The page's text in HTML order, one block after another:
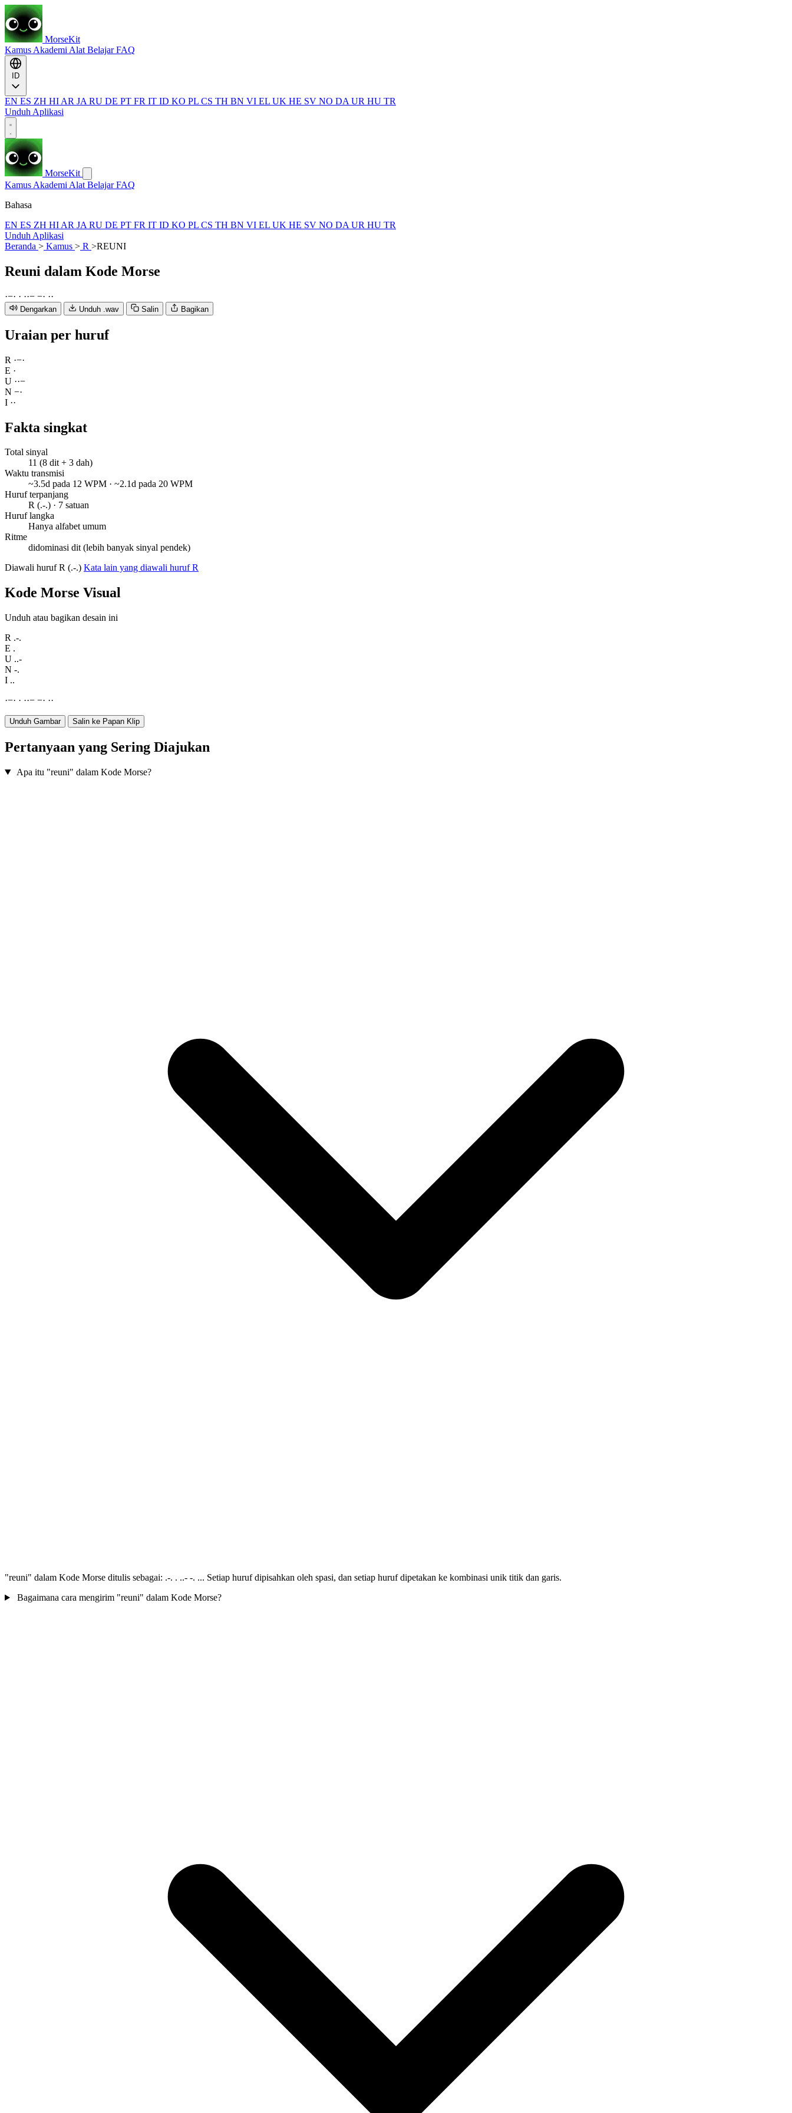
MorseKit
Kamus Akademi Alat BelajarFAQ
EN ES ZH HI AR JA RU DE PT FR IT ID KO PL CS TH BN VI EL UK HE SV NO DA UR HU TR
Unduh Aplikasi
MorseKit
Kamus Akademi Alat BelajarFAQ
Bahasa
EN ES ZH HI AR JA RU DE PT FR IT ID KO PL CS TH BN VI EL UK HE SV NO DA UR HU TR
Unduh Aplikasi
Beranda > Kamus > R >REUNI
Reuni dalam Kode Morse
·−· · ··− −· ··
Dengarkan Unduh .wav Salin Bagikan
Uraian per huruf
R ·−·
E ·
U ··−
N −·
I ··
Fakta singkat
Total sinyal
11 (8 dit + 3 dah)
Waktu transmisi
~3.5d pada 12 WPM · ~2.1d pada 20 WPM
Huruf terpanjang
R (.-.) · 7 satuan
Huruf langka
Hanya alfabet umum
Ritme
didominasi dit (lebih banyak sinyal pendek)
Diawali huruf R (.-.) Kata lain yang diawali huruf R
Kode Morse Visual
Unduh atau bagikan desain ini
R .-.
E .
U ..-
N -.
I ..
·−· · ··− −· ··
Unduh Gambar Salin ke Papan Klip
Pertanyaan yang Sering Diajukan
Apa itu "reuni" dalam Kode Morse?
"reuni" dalam Kode Morse ditulis sebagai: .-. . ..- -. ... Setiap huruf dipisahkan oleh spasi, dan setiap huruf dipetakan ke kombinasi unik titik dan garis.
Bagaimana cara mengirim "reuni" dalam Kode Morse?